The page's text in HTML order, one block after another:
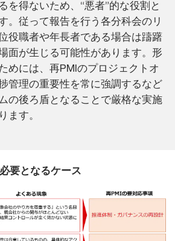
を得ないため、“悪者”的な役割と
。従って報告を行う各分科会のリ
役職者や年長者である場合は躊躇
面が生じる可能性があります。形
めには、再PMIのプロジェクトオ
管理の重要性を常に強調するなど
の後ろ盾となることで厳格な実施
ます。
要となるケース